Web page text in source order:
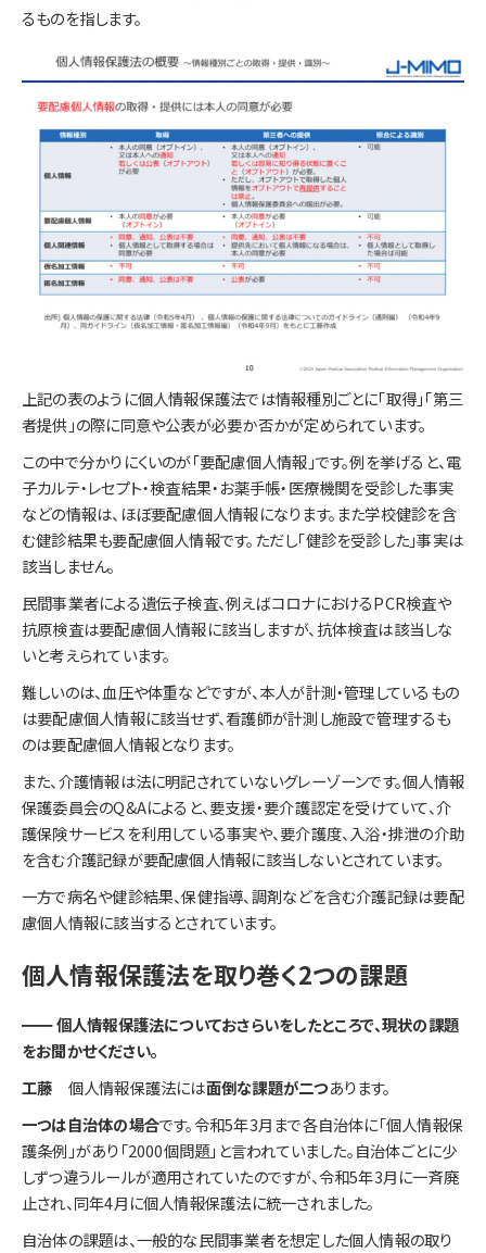
るものを指します。
上記の表のように個人情報保護法では情報種別ごとに「取得」「第三
者提供」の際に同意や公表が必要か否かが定められています。
この中で分かりにくいのが「要配慮個人情報」です。例を挙げると、電
子カルテ・レセプト・検査結果・お薬手帳・医療機関を受診した事実
などの情報は、ほぼ要配慮個人情報になります。また学校健診を含
む健診結果も要配慮個人情報です。ただし「健診を受診した」事実は
該当しません。
民間事業者による遺伝子検査、例えばコロナにおけるPCR検査や
抗原検査は要配慮個人情報に該当しますが、抗体検査は該当しな
いと考えられています。
難しいのは、血圧や体重などですが、本人が計測・管理しているもの
は要配慮個人情報に該当せず、看護師が計測し施設で管理するも
のは要配慮個人情報となります。
また、介護情報は法に明記されていないグレーゾーンです。個人情報
保護委員会のQ&Aによると、要支援・要介護認定を受けていて、介
護保険サービスを利用している事実や、要介護度、入浴・排泄の介助
を含む介護記録が要配慮個人情報に該当しないとされています。
一方で病名や健診結果、保健指導、調剤などを含む介護記録は要配
慮個人情報に該当するとされています。
個人情報保護法を取り巻く2つの課題
━━ 個人情報保護法についておさらいをしたところで、現状の課題
をお聞かせください。
工藤 個人情報保護法には面倒な課題が二つあります。
一つは自治体の場合です。令和5年3月まで各自治体に「個人情報保
護条例」があり「2000個問題」と言われていました。自治体ごとに少
しずつ違うルールが適用されていたのですが、令和5年3月に一斉廃
止され、同年4月に個人情報保護法に統一されました。
自治体の課題は、一般的な民間事業者を想定した個人情報の取り